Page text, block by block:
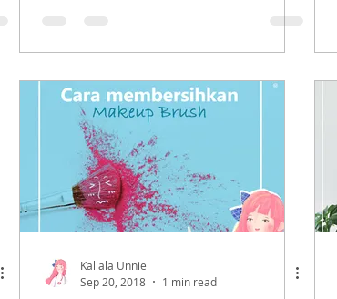
Kallala Unnie
Sep 20, 2018
1 min read